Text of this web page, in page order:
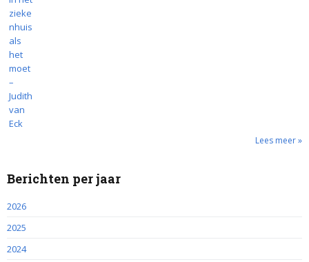
Lees meer »
Berichten per jaar
2026
2025
2024